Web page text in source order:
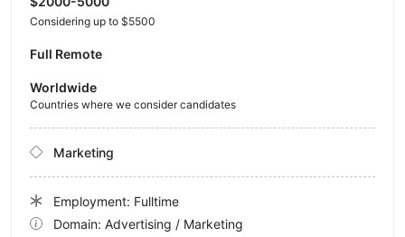
Considering up to $5500
Full Remote
Worldwide
Countries where we consider candidates
Marketing
Employment: Fulltime
Domain: Advertising / Marketing